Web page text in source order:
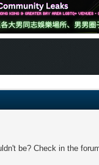
be? Check in the